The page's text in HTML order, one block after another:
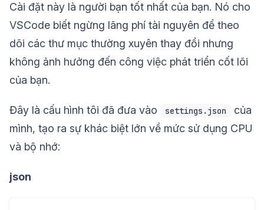
Cài đặt này là người bạn tốt nhất của bạn. Nó cho
VSCode biết ngừng lãng phí tài nguyên để theo
dõi các thư mục thường xuyên thay đổi nhưng
không ảnh hưởng đến công việc phát triển cốt lõi
của bạn.
Đây là cấu hình tôi đã đưa vào settings.json
của
mình, tạo ra sự khác biệt lớn về mức sử dụng CPU
và bộ nhớ:
json